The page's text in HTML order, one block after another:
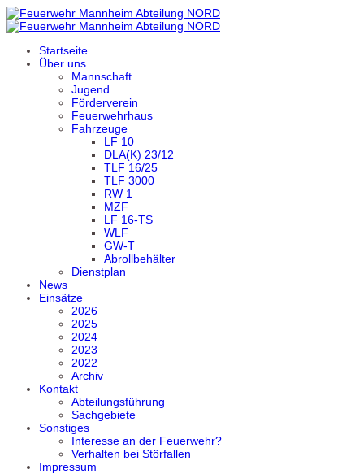
Startseite
Über uns
Mannschaft
Jugend
Förderverein
Feuerwehrhaus
Fahrzeuge
LF 10
DLA(K) 23/12
TLF 16/25
TLF 3000
RW 1
MZF
LF 16-TS
WLF
GW-T
Abrollbehälter
Dienstplan
News
Einsätze
2026
2025
2024
2023
2022
Archiv
Kontakt
Abteilungsführung
Sachgebiete
Sonstiges
Interesse an der Feuerwehr?
Verhalten bei Störfallen
Impressum